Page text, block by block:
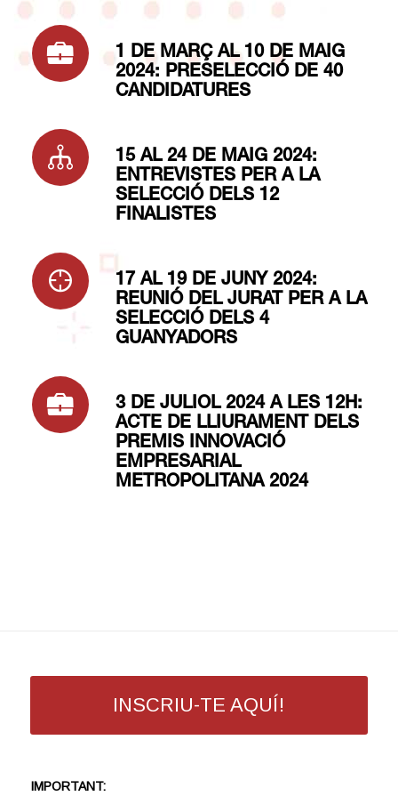
1 DE MARÇ AL 10 DE MAIG
2024: PRESELECCIÓ DE 40
CANDIDATURES
15 AL 24 DE MAIG 2024:
ENTREVISTES PER A LA
SELECCIÓ DELS 12
FINALISTES
17 AL 19 DE JUNY 2024:
REUNIÓ DEL JURAT PER A LA
SELECCIÓ DELS 4
GUANYADORS
3 DE JULIOL 2024 A LES 12H:
ACTE DE LLIURAMENT DELS
PREMIS INNOVACIÓ
EMPRESARIAL
METROPOLITANA 2024
INSCRIU-TE AQUÍ!
IMPORTANT: